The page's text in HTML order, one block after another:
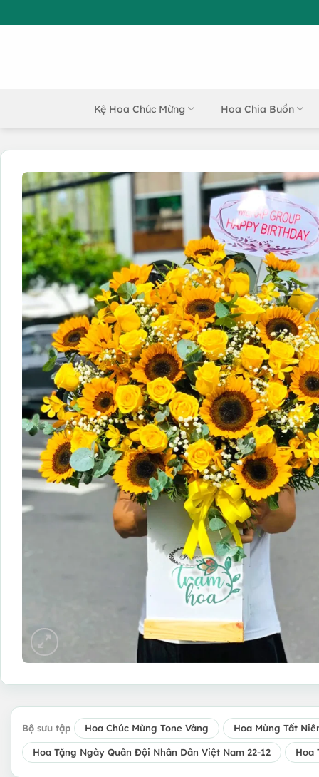
qua
Kệ Hoa Chúc Mừng Hoa Chia Buồn
Bộ sưu tập Hoa Chúc Mừng Tone Vàng Hoa Mừng Tất
Hoa Tặng Ngày Quân Đội Nhân Dân Việt Nam 22-12 Hoa